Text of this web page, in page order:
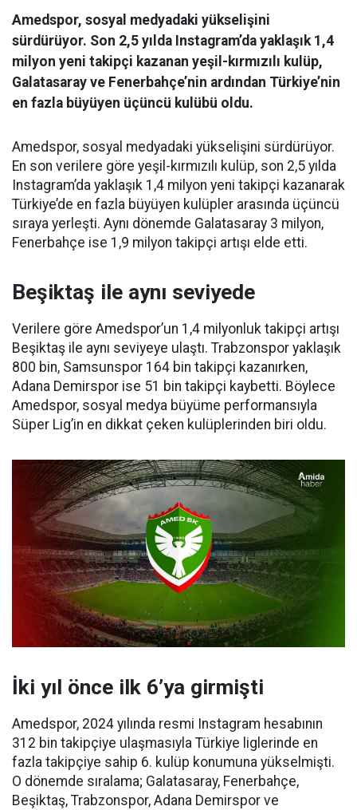
Amedspor, sosyal medyadaki yükselişini
sürdürüyor. Son 2,5 yılda Instagram’da yaklaşık 1,4
milyon yeni takipçi kazanan yeşil-kırmızılı kulüp,
Galatasaray ve Fenerbahçe’nin ardından Türkiye’nin
en fazla büyüyen üçüncü kulübü oldu.
Amedspor, sosyal medyadaki yükselişini sürdürüyor.
En son verilere göre yeşil-kırmızılı kulüp, son 2,5 yılda
Instagram’da yaklaşık 1,4 milyon yeni takipçi kazanarak
Türkiye’de en fazla büyüyen kulüpler arasında üçüncü
sıraya yerleşti. Aynı dönemde Galatasaray 3 milyon,
Fenerbahçe ise 1,9 milyon takipçi artışı elde etti.
Beşiktaş ile aynı seviyede
Verilere göre Amedspor’un 1,4 milyonluk takipçi artışı
Beşiktaş ile aynı seviyeye ulaştı. Trabzonspor yaklaşık
800 bin, Samsunspor 164 bin takipçi kazanırken,
Adana Demirspor ise 51 bin takipçi kaybetti. Böylece
Amedspor, sosyal medya büyüme performansıyla
Süper Lig’in en dikkat çeken kulüplerinden biri oldu.
İki yıl önce ilk 6’ya girmişti
Amedspor, 2024 yılında resmi Instagram hesabının
312 bin takipçiye ulaşmasıyla Türkiye liglerinde en
fazla takipçiye sahip 6. kulüp konumuna yükselmişti.
O dönemde sıralama; Galatasaray, Fenerbahçe,
Beşiktaş, Trabzonspor, Adana Demirspor ve